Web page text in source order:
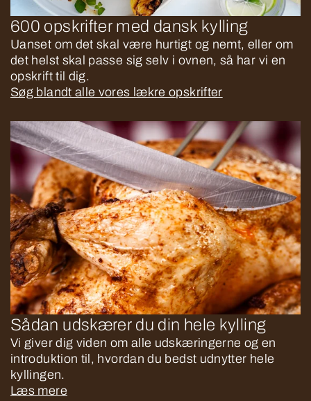
600 opskrifter med dansk kylling
Uanset om det skal være hurtigt og nemt, eller om
det helst skal passe sig selv i ovnen, så har vi en
opskrift til dig.
Søg blandt alle vores lækre opskrifter
Sådan udskærer du din hele kylling
Vi giver dig viden om alle udskæringerne og en
introduktion til, hvordan du bedst udnytter hele
kyllingen.
Læs mere